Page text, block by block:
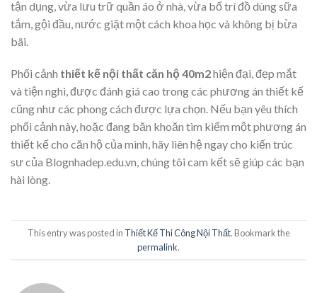
tận dụng, vừa lưu trữ quần áo ở nhà, vừa bố trí đồ dùng sữa
tắm, gội đầu, nước giặt một cách khoa học và không bị bừa
bãi.
Phối cảnh thiết kế nội thất căn hộ 40m2hiện đại, đẹp mắt
và tiện nghi, được đánh giá cao trong các phương án thiết kế
cũng như các phong cách được lựa chọn. Nếu bạn yêu thích
phối cảnh này, hoặc đang băn khoăn tìm kiếm một phương án
thiết kế cho căn hộ của mình, hãy liên hệ ngay cho kiến trúc
sư của Blognhadep.edu.vn, chúng tôi cam kết sẽ giúp các bạn
hài lòng.
This entry was posted in Thiết Kế Thi Công Nội Thất. Bookmark the
permalink.